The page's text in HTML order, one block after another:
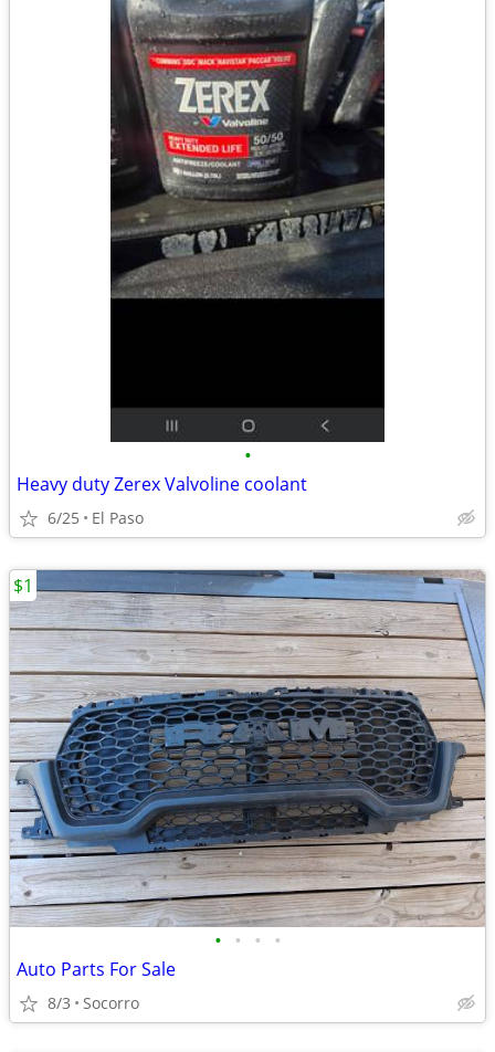
•
Heavy duty Zerex Valvoline coolant
6/25 El Paso
• • • •
Auto Parts For Sale
8/3 Socorro
$1